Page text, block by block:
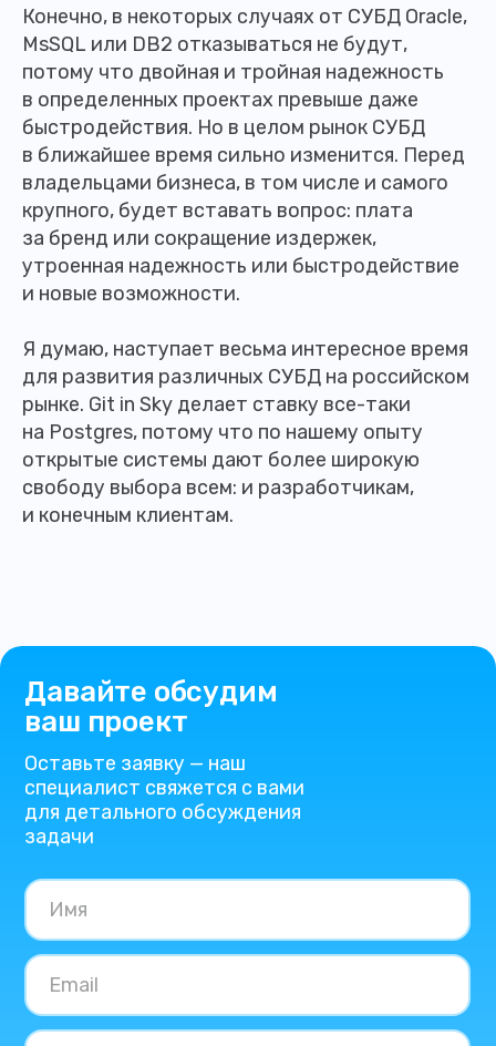
Конечно, в некоторых случаях от СУБД Oracle,
MsSQL или DB2 отказываться не будут,
потому что двойная и тройная надежность
в определенных проектах превыше даже
быстродействия. Но в целом рынок СУБД
в ближайшее время сильно изменится. Перед
владельцами бизнеса, в том числе и самого
крупного, будет вставать вопрос: плата
за бренд или сокращение издержек,
утроенная надежность или быстродействие
и новые возможности.
Я думаю, наступает весьма интересное время
для развития различных СУБД на российском
рынке. Git in Sky делает ставку все-таки
на Postgres, потому что по нашему опыту
открытые системы дают более широкую
свободу выбора всем: и разработчикам,
и конечным клиентам.
Давайте обсудим
ваш проект
Оставьте заявку — наш
специалист свяжется с вами
для детального обсуждения
задачи